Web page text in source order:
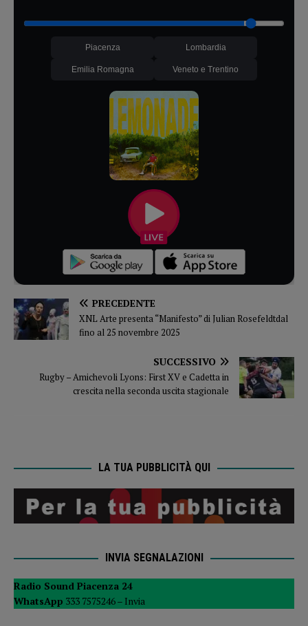
Piacenza Lombardia
Emilia Romagna Veneto e Trentino
PRECEDENTE
XNL Arte presenta “Manifesto” di Julian Rosefeldtdal
fino al 25 novembre 2025
SUCCESSIVO
Rugby – Amichevoli Lyons: First XV e Cadetta in
crescita nella seconda uscita stagionale
LA TUA PUBBLICITÀ QUI
INVIA SEGNALAZIONI
Radio Sound Piacenza 24
WhatsApp 333 7575246 – Invia